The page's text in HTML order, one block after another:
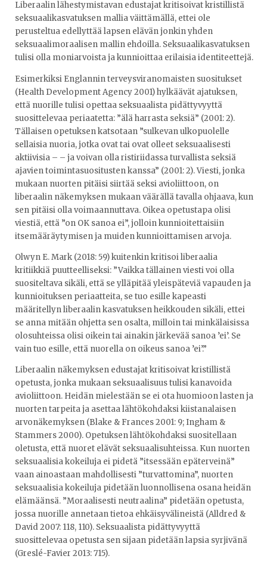
Liberaalin lähestymistavan edustajat kritisoivat kristillistä
seksuaalikasvatuksen mallia väittämällä, ettei ole
perusteltua edellyttää lapsen elävän jonkin yhden
seksuaalimoraalisen mallin ehdoilla. Seksuaalikasvatuksen
tulisi olla moniarvoista ja kunnioittaa erilaisia identiteettejä.
Esimerkiksi Englannin terveysviranomaisten suositukset
(Health Development Agency 2001) hylkäävät ajatuksen,
että nuorille tulisi opettaa seksuaalista pidättyvyyttä
suosittelevaa periaatetta: ”älä harrasta seksiä” (2001: 2).
Tällaisen opetuksen katsotaan ”sulkevan ulkopuolelle
sellaisia nuoria, jotka ovat tai ovat olleet seksuaalisesti
aktiivisia – – ja voivan olla ristiriidassa turvallista seksiä
ajavien toimintasuositusten kanssa” (2001: 2). Viesti, jonka
mukaan nuorten pitäisi siirtää seksi avioliittoon, on
liberaalin näkemyksen mukaan väärällä tavalla ohjaava, kun
sen pitäisi olla voimaannuttava. Oikea opetustapa olisi
viestiä, että ”on OK sanoa ei”, jolloin kunnioitettaisiin
itsemääräytymisen ja muiden kunnioittamisen arvoja.
Olwyn E. Mark (2018: 59) kuitenkin kritisoi liberaalia
kritiikkiä puutteelliseksi: ”Vaikka tällainen viesti voi olla
suositeltava sikäli, että se ylläpitää yleispäteviä vapauden ja
kunnioituksen periaatteita, se tuo esille kapeasti
määritellyn liberaalin kasvatuksen heikkouden sikäli, ettei
se anna mitään ohjetta sen osalta, milloin tai minkälaisissa
olosuhteissa olisi oikein tai ainakin järkevää sanoa ’ei’. Se
vain tuo esille, että nuorella on oikeus sanoa ’ei’.”
Liberaalin näkemyksen edustajat kritisoivat kristillistä
opetusta, jonka mukaan seksuaalisuus tulisi kanavoida
avioliittoon. Heidän mielestään se ei ota huomioon lasten ja
nuorten tarpeita ja asettaa lähtökohdaksi kiistanalaisen
arvonäkemyksen (Blake & Frances 2001: 9; Ingham &
Stammers 2000). Opetuksen lähtökohdaksi suositellaan
oletusta, että nuoret elävät seksuaalisuhteissa. Kun nuorten
seksuaalisia kokeiluja ei pidetä ”itsessään epäterveinä”
vaan ainoastaan mahdollisesti ”turvattomina”, nuorten
seksuaalisia kokeiluja pidetään luonnollisena osana heidän
elämäänsä. ”Moraalisesti neutraalina” pidetään opetusta,
jossa nuorille annetaan tietoa ehkäisyvälineistä (Alldred &
David 2007: 118, 110). Seksuaalista pidättyvyyttä
suosittelevaa opetusta sen sijaan pidetään lapsia syrjivänä
(Greslé-Favier 2013: 715).